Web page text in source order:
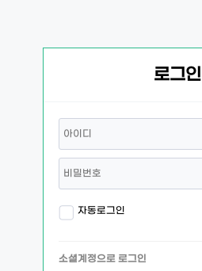
로그인
자동로그인
소셜계정으로 로그인